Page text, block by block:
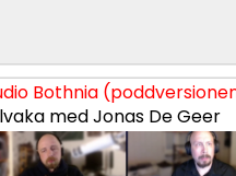
Bothnia
med Jonas De Geer
Bothnia
med Jonas De Geer